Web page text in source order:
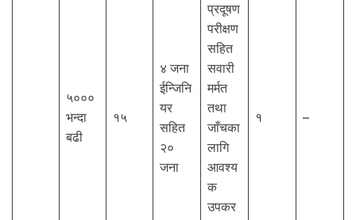
५०००
भन्दा
बढी
१५
४ जना
ईन्जिनि
यर
सहित
२०
जना
प्रदूषण
परीक्षण
सहित
सवारी
मर्मत
तथा
जाँचका
लागि
आवश्य
क
उपकर
१ –